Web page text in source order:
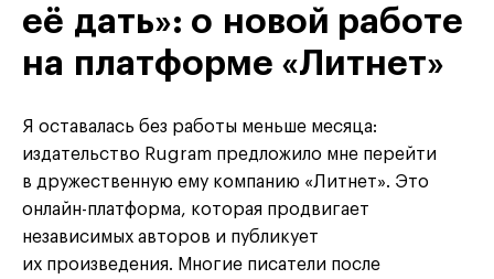
её дать»: о новой работе
на платформе «Литнет»
Я оставалась без работы меньше месяца:
издательство Rugram предложило мне перейти
в дружественную ему компанию «Литнет». Это
онлайн-платформа, которая продвигает
независимых авторов и публикует
их произведения. Многие писатели после